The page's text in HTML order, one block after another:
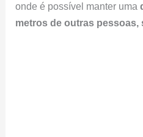
onde é possível manter uma
metros de outras pessoas,